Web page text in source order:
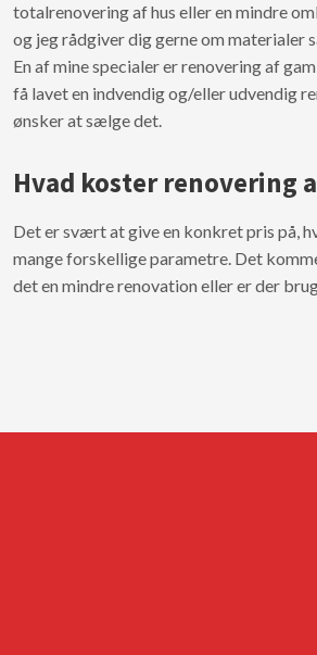
totalrenovering af hus eller en mindre
og jeg rådgiver dig gerne om materialer
En af mine specialer er renovering af
få lavet en indvendig og/eller udvendig
ønsker at sælge det.
Hvad koster renovering
Det er svært at give en konkret pris på,
mange forskellige parametre. Det
det en mindre renovation eller er der